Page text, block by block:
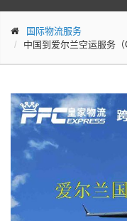
国际物流服务
中国到爱尔兰空运服务（